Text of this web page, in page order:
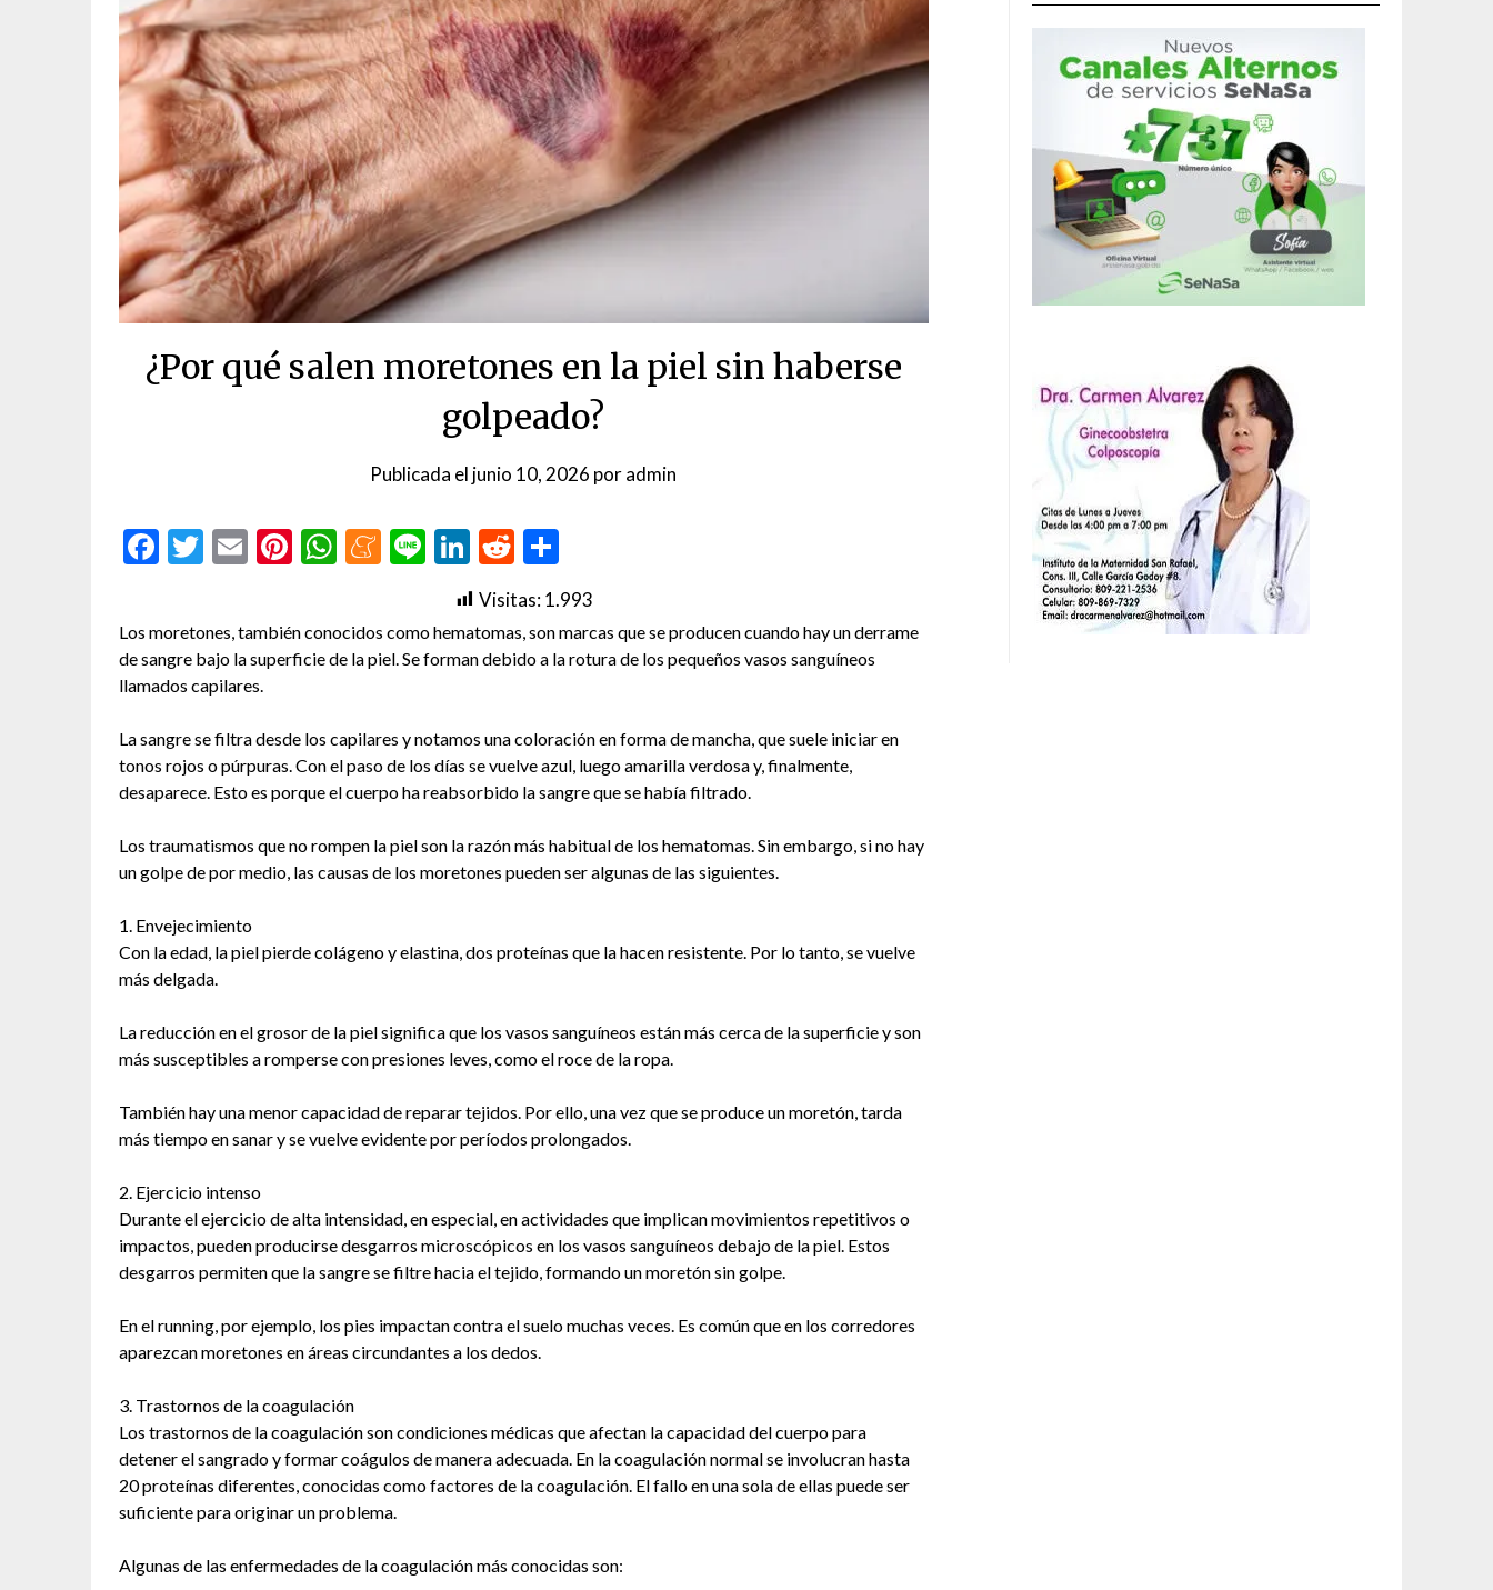
¿Por qué salen moretones en la piel sin haberse
golpeado?
Publicada el junio 10, 2026 poradmin
Facebook
Twitter
EmailPinterest
WhatsApp
Meneame
LineLinkedIn
Reddit
Visitas:1.993
Los moretones, también conocidos como hematomas, son marcas que se producen cuando hay un derrame
de sangre bajo la superficie de la piel. Se forman debido a la rotura de los pequeños vasos sanguíneos
llamados capilares.
La sangre se filtra desde los capilares y notamos una coloración en forma de mancha, que suele iniciar en
tonos rojos o púrpuras. Con el paso de los días se vuelve azul, luego amarilla verdosa y, finalmente,
desaparece. Esto es porque el cuerpo ha reabsorbido la sangre que se había filtrado.
Los traumatismos que no rompen la piel son la razón más habitual de los hematomas. Sin embargo, si no hay
un golpe de por medio, las causas de los moretones pueden ser algunas de las siguientes.
1. Envejecimiento
Con la edad, la piel pierde colágeno y elastina, dos proteínas que la hacen resistente. Por lo tanto, se vuelve
más delgada.
La reducción en el grosor de la piel significa que los vasos sanguíneos están más cerca de la superficie y son
más susceptibles a romperse con presiones leves, como el roce de la ropa.
También hay una menor capacidad de reparar tejidos. Por ello, una vez que se produce un moretón, tarda
más tiempo en sanar y se vuelve evidente por períodos prolongados.
2. Ejercicio intenso
Durante el ejercicio de alta intensidad, en especial, en actividades que implican movimientos repetitivos o
impactos, pueden producirse desgarros microscópicos en los vasos sanguíneos debajo de la piel. Estos
desgarros permiten que la sangre se filtre hacia el tejido, formando un moretón sin golpe.
En el running, por ejemplo, los pies impactan contra el suelo muchas veces. Es común que en los corredores
aparezcan moretones en áreas circundantes a los dedos.
3. Trastornos de la coagulación
Los trastornos de la coagulación son condiciones médicas que afectan la capacidad del cuerpo para
detener el sangrado y formar coágulos de manera adecuada. En la coagulación normal se involucran hasta
20 proteínas diferentes, conocidas como factores de la coagulación. El fallo en una sola de ellas puede ser
suficiente para originar un problema.
Algunas de las enfermedades de la coagulación más conocidas son: